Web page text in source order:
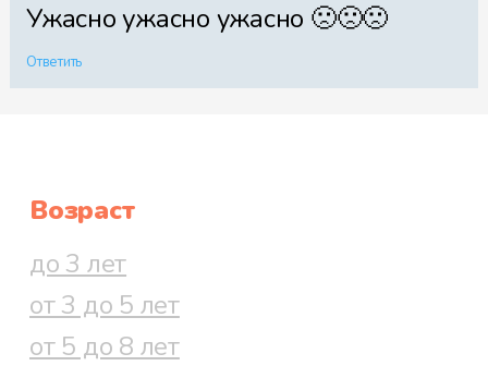
Ужасно ужасно ужасно 🙁🙁🙁
Ответить
Возраст
до 3 лет
от 3 до 5 лет
от 5 до 8 лет